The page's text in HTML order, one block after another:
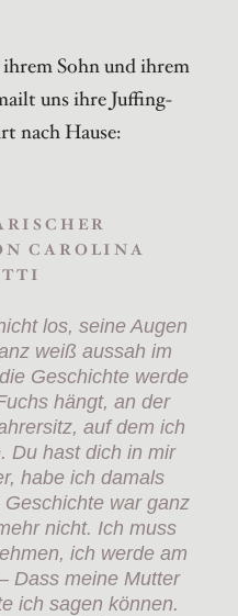
Sohn und ihrem
uns ihre Juffing-
nach Hause:
CAROLINA
los, seine Augen
weiß aussah im
Geschichte werde
hängt, an der
auf dem ich
Du hast dich in mir
habe ich damals
war ganz
nicht. Ich muss
ich werde am
Dass meine Mutter
ich sagen können.